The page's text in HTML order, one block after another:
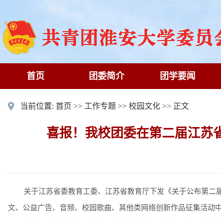
首页 团委简介 团学要闻
当前位置: 首页 >> 工作专题 >> 校园文化 >> 正文
喜报！我校团委在第二届江苏
关于江苏省委教育工委、江苏省教育厅下发《关于公布第
文、公益广告、音频、校园歌曲、其他类网络创新作品征集活动